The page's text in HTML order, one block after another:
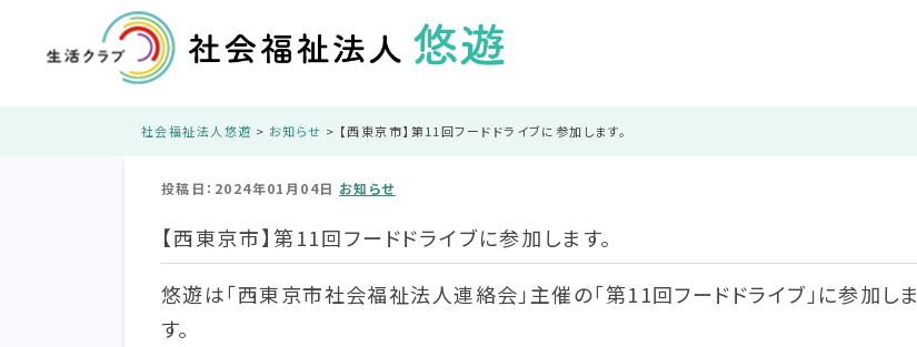
社会福祉法人悠遊 > お知らせ > 【西東京市】第11回フードドライブに参加します。
投稿日：2024年01月04日 お知らせ
【西東京市】第11回フードドライブに参加します。
悠遊は「西東京市社会福祉法人連絡会」主催の「第11回フードドライブ」に参加しま
す。